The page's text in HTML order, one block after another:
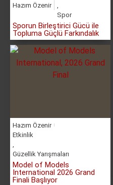
Hazım Özenir
Spor
Sporun Birleştirici Gücü ile
Topluma Güçlü Farkındalık
Hazım Özenir
Etkinlik
Güzellik Yarışmaları
Model of Models
International 2026 Grand
Finali Başlıyor